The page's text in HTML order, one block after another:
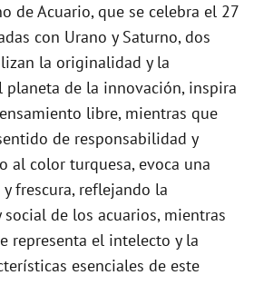
de Acuario, que se celebra el 27
con Urano y Saturno, dos
la originalidad y la
planeta de la innovación, inspira
libre, mientras que
de responsabilidad y
al color turquesa, evoca una
frescura, reflejando la
de los acuarios, mientras
representa el intelecto y la
esenciales de este